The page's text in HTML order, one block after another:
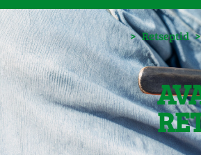
> Retseptid >